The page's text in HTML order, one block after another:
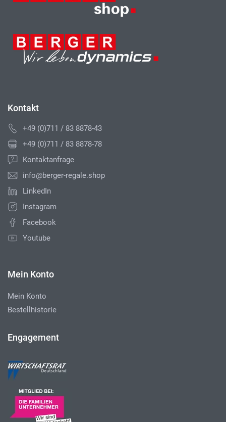
Kontakt
+49 (0)711 / 83 8878-43
+49 (0)711 / 83 8878-78
Kontaktanfrage
info@berger-regale.shop
LinkedIn
Instagram
Facebook
Youtube
Mein Konto
Mein Konto
Bestellhistorie
Engagement